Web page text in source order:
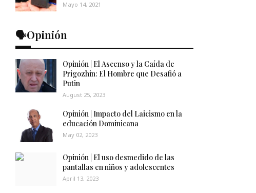
Mayo 14, 2021
🗣️Opinión
Opinión | El Ascenso y la Caída de
Prigozhin: El Hombre que Desafió a
Putin
August 25, 2023
Opinión | Impacto del Laicismo en la
educación Dominicana
May 02, 2023
Opinión | El uso desmedido de las
pantallas en niños y adolescentes
April 13, 2023